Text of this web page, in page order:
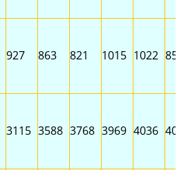
927 863 821 1015 1022 851
3115 3588 3768 3969 4036